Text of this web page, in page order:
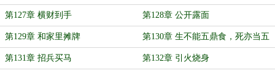
玩
第127章 横财到手 第128章 公开露面
第129章 和家里摊牌 第130章 生不能五鼎食，死亦当五
鼎烹！
第131章 招兵买马 第132章 引火烧身